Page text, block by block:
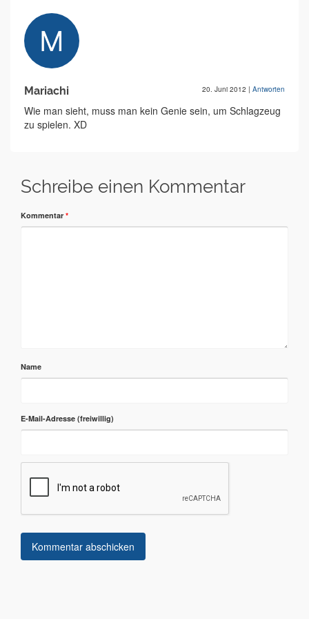
Mariachi 20. Juni 2012 | Antworten
Wie man sieht, muss man kein Genie sein, um Schlagzeug
zu spielen. XD
Schreibe einen Kommentar
Kommentar *
Name
E-Mail-Adresse